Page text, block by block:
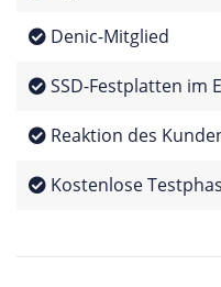
Denic-Mitglied
SSD-Festplatten im
Reaktion des
Kostenlose